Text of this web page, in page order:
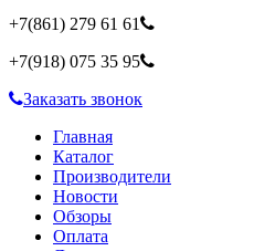
+7(861) 279 61 61
+7(918) 075 35 95
Заказать звонок
Главная
Каталог
Производители
Новости
Обзоры
Оплата